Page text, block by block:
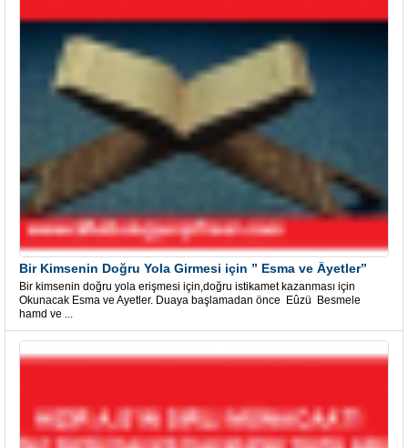
Bir Kimsenin Doğru Yola Girmesi için ” Esma ve Âyetler”
Bir kimsenin doğru yola erişmesi için,doğru istikamet kazanması için
Okunacak Esma ve Ayetler. Duaya başlamadan önce Eûzü Besmele
hamd ve ...